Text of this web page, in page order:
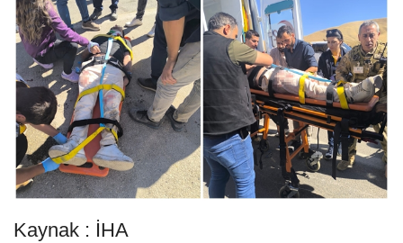
Kaynak : İHA